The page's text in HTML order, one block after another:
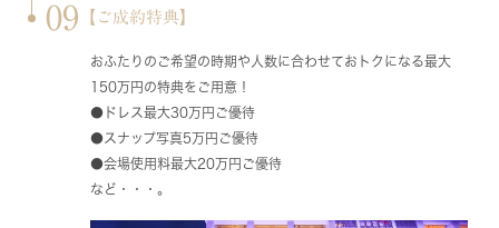
09 【ご成約特典】
おふたりのご希望の時期や人数に合わせておトクになる最大
150万円の特典をご用意！
●ドレス最大30万円ご優待
●スナップ写真5万円ご優待
●会場使用料最大20万円ご優待
など・・・。